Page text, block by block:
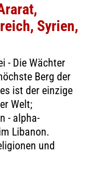
Syrien,
- Die Wächter
Berg der
ist der einzige
Welt;
- alpha-
Libanon.
und